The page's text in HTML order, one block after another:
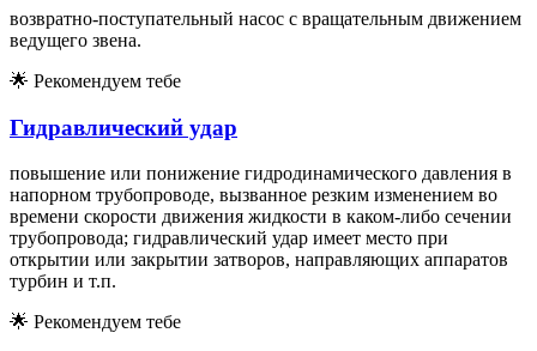
возвратно-поступательный насос с вращательным движением
ведущего звена.
🌟 Рекомендуем тебе
Гидравлический удар
повышение или понижение гидродинамического давления в
напорном трубопроводе, вызванное резким изменением во
времени скорости движения жидкости в каком-либо сечении
трубопровода; гидравлический удар имеет место при
открытии или закрытии затворов, направляющих аппаратов
турбин и т.п.
🌟 Рекомендуем тебе